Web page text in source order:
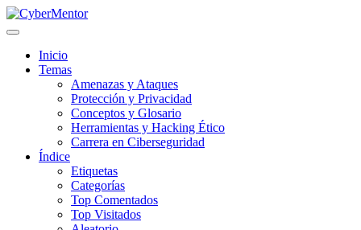
Inicio
Temas
Amenazas y Ataques
Protección y Privacidad
Conceptos y Glosario
Herramientas y Hacking Ético
Carrera en Ciberseguridad
Índice
Etiquetas
Categorías
Top Comentados
Top Visitados